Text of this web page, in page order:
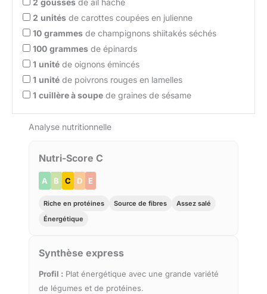
2 gousses de ail haché
2 unités de carottes coupées en julienne
10 grammes de champignons shiitakés séchés
100 grammes de épinards
1 unité de oignons émincés
1 unité de poivrons rouges en lamelles
1 cuillère à soupe de graines de sésame
Analyse nutritionnelle
Nutri-Score C
A B C D E
Riche en protéines Source de fibres
Assez salé
Énergétique
Synthèse express
Profil : Plat énergétique avec une grande variété
de légumes et de protéines.